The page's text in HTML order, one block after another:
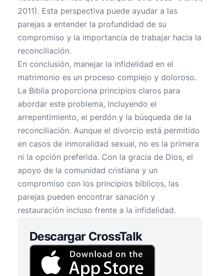
2011). Esta perspectiva puede ayudar a las
parejas a entender la profundidad de su
compromiso y la importancia de trabajar hacia la
reconciliación.
En conclusión, manejar la infidelidad en el
matrimonio es un proceso complejo y doloroso.
La Biblia proporciona principios claros para
abordar este problema, incluyendo el
arrepentimiento, el perdón y la búsqueda de la
reconciliación. Aunque el divorcio está permitido
en casos de inmoralidad sexual, no es la primera
ni la opción preferida. Con la gracia de Dios, el
apoyo de la comunidad cristiana y un
compromiso con los principios bíblicos, las
parejas pueden encontrar sanación y
restauración incluso frente a la infidelidad.
Descargar CrossTalk